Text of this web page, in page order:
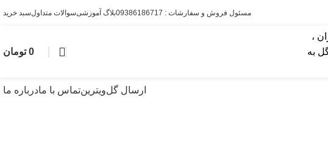
مسئول فروش و سفارشات : 09386186717 بلاگ آموزشیسوالات متداولسبد خرید
0 تومان
ارسال گلویترینتماس با مادرباره ما